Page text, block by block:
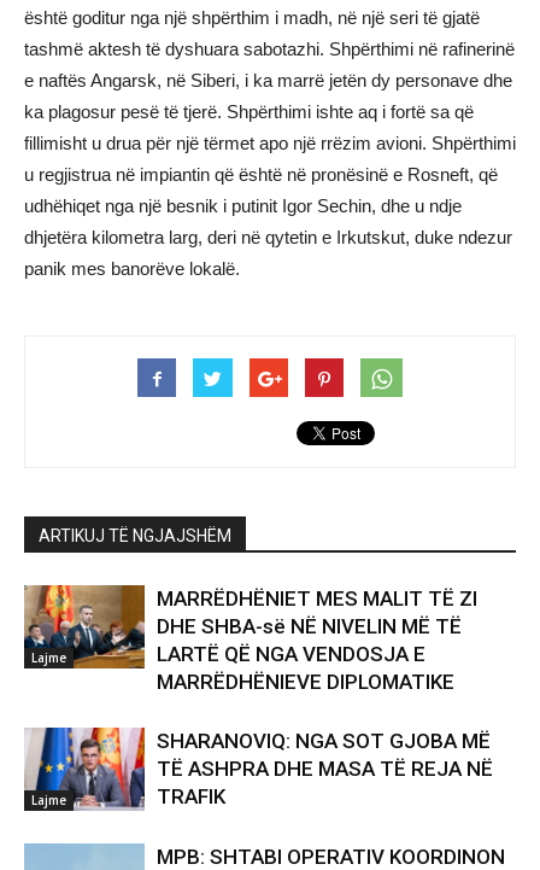
është goditur nga një shpërthim i madh, në një seri të gjatë
tashmë aktesh të dyshuara sabotazhi. Shpërthimi në rafinerinë
e naftës Angarsk, në Siberi, i ka marrë jetën dy personave dhe
ka plagosur pesë të tjerë. Shpërthimi ishte aq i fortë sa që
fillimisht u drua për një tërmet apo një rrëzim avioni. Shpërthimi
u regjistrua në impiantin që është në pronësinë e Rosneft, që
udhëhiqet nga një besnik i putinit Igor Sechin, dhe u ndje
dhjetëra kilometra larg, deri në qytetin e Irkutskut, duke ndezur
panik mes banorëve lokalë.
ARTIKUJ TË NGJAJSHËM
Lajme
MARRËDHËNIET MES MALIT TË ZI
DHE SHBA-së NË NIVELIN MË TË
LARTË QË NGA VENDOSJA E
MARRËDHËNIEVE DIPLOMATIKE
Lajme
SHARANOVIQ: NGA SOT GJOBA MË
TË ASHPRA DHE MASA TË REJA NË
TRAFIK
MPB: SHTABI OPERATIV KOORDINON